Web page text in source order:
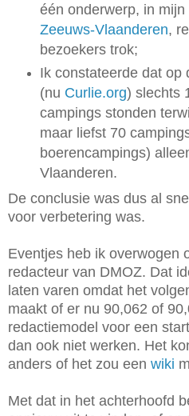
één onderwerp, in mijn
Zeeuws-Vlaanderen,
bezoekers trok;
Ik constateerde dat op
(nu Curlie.org) slechts
campings stonden
maar liefst 70
boerencampings)
Vlaanderen.
De conclusie was dus al
voor verbetering was.
Eventjes heb ik overwogen
redacteur van DMOZ. Dat
laten varen omdat het
maakt of er nu 90,062 of
redactiemodel voor een
dan ook niet werken. Het
anders of het zou een wiki
Met dat in het achterhoofd